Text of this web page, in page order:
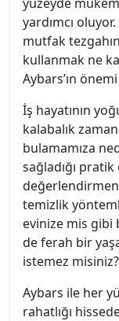
yardımcı
mutfak
kullanmak ne
Aybars’ın
İş hayatının
kalabalık
bulamamıza
sağladığı
temizlik
evinize mis gibi
de ferah bir
istemez misiniz?
Aybars ile her
rahatlığı